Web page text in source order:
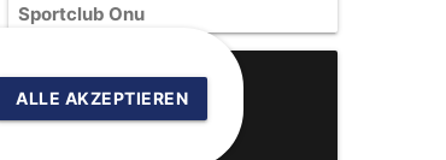
Sportclub Onu
ab 929,00 €
26.03.2027 -
ALLE AKZEPTIEREN